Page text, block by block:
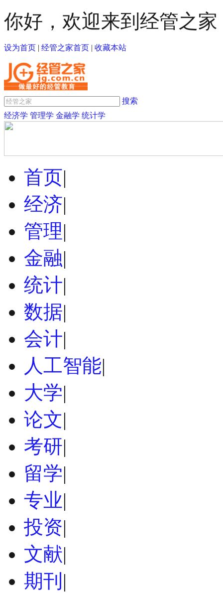
你好，欢迎来到经管之家
设为首页 | 经管之家首页 | 收藏本站
搜索
经济学 管理学 金融学 统计学
首页|
经济|
管理|
金融|
统计|
数据|
会计|
人工智能|
大学|
论文|
考研|
留学|
专业|
投资|
文献|
期刊 |